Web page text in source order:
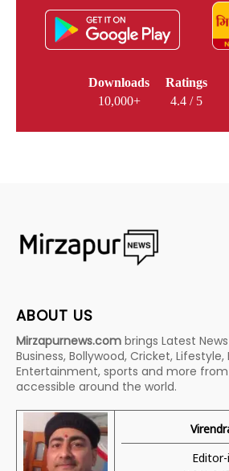
Downloads
10,000+
Ratings
4.4 / 5
ABOUT US
Mirzapurnews.com brings Latest
Business, Bollywood, Cricket,
Entertainment, sports and more from
accessible around the world.